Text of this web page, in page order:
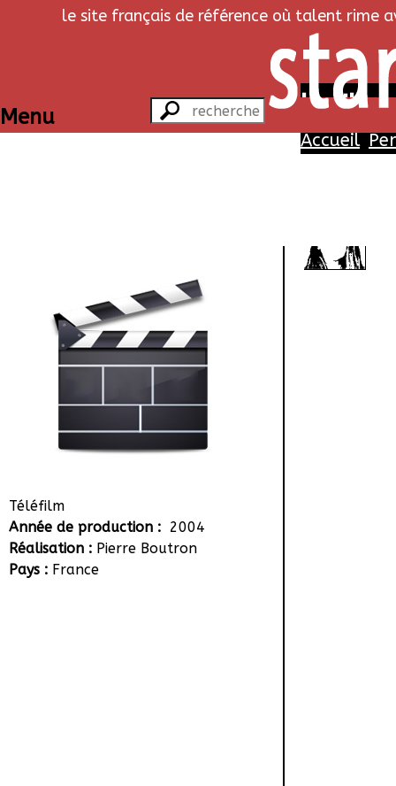
le site français de référence où talent rime
Menu
Téléfilm
Année de production : 2004
Réalisation : Pierre Boutron
Pays : France
Le
Accueil